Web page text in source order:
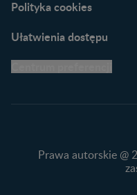
Polityka cookies
Ułatwienia dostępu
Prawa autorskie @